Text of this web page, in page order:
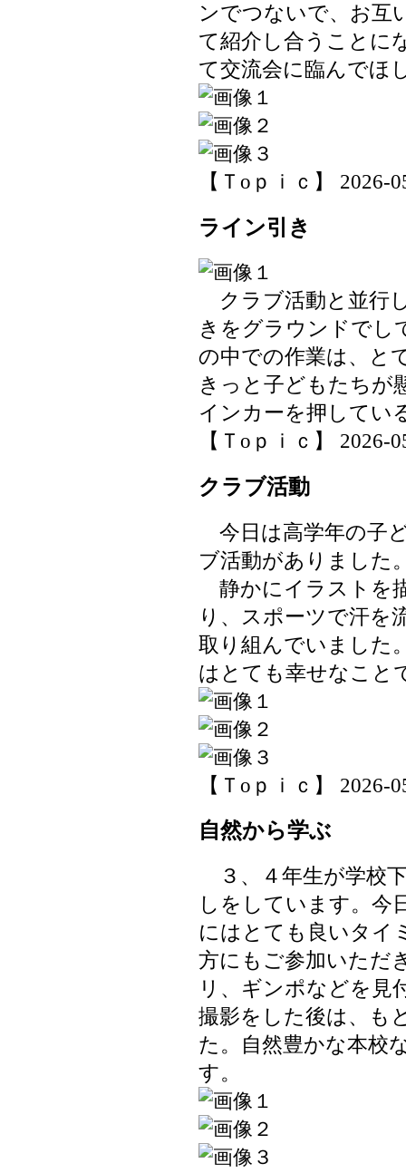
ンでつないで、お互
て紹介し合うことに
て交流会に臨んでほ
【Ｔoｐｉｃ】 2026-
ライン引き
クラブ活動と並行
きをグラウンドでし
の中での作業は、と
きっと子どもたちが
インカーを押してい
【Ｔoｐｉｃ】 2026-
クラブ活動
今日は高学年の子
ブ活動がありました
静かにイラストを
り、スポーツで汗を
取り組んでいました
はとても幸せなこと
【Ｔoｐｉｃ】 2026-
自然から学ぶ
３、４年生が学校
しをしています。今
にはとても良いタイ
方にもご参加いただ
リ、ギンポなどを見
撮影をした後は、も
た。自然豊かな本校
す。